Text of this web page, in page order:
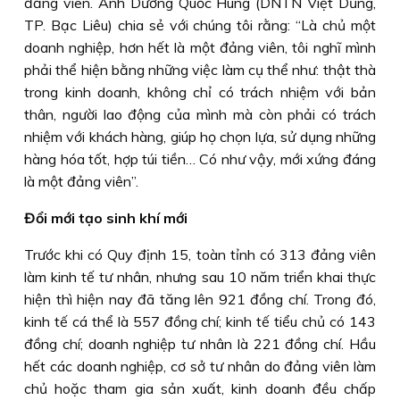
TP. Bạc Liêu) chia sẻ với chúng tôi rằng: “Là chủ một
doanh nghiệp, hơn hết là một đảng viên, tôi nghĩ mình
phải thể hiện bằng những việc làm cụ thể như: thật thà
trong kinh doanh, không chỉ có trách nhiệm với bản
thân, người lao động của mình mà còn phải có trách
nhiệm với khách hàng, giúp họ chọn lựa, sử dụng những
hàng hóa tốt, hợp túi tiền… Có như vậy, mới xứng đáng
là một đảng viên”.
Đổi mới tạo sinh khí mới
Trước khi có Quy định 15, toàn tỉnh có 313 đảng viên
làm kinh tế tư nhân, nhưng sau 10 năm triển khai thực
hiện thì hiện nay đã tăng lên 921 đồng chí. Trong đó,
kinh tế cá thể là 557 đồng chí; kinh tế tiểu chủ có 143
đồng chí; doanh nghiệp tư nhân là 221 đồng chí. Hầu
hết các doanh nghiệp, cơ sở tư nhân do đảng viên làm
chủ hoặc tham gia sản xuất, kinh doanh đều chấp